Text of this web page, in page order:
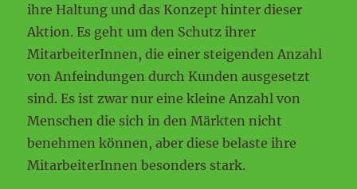
ihre Haltung und das Konzept hinter dieser
Aktion. Es geht um den Schutz ihrer
MitarbeiterInnen, die einer steigenden Anzahl
von Anfeindungen durch Kunden ausgesetzt
sind. Es ist zwar nur eine kleine Anzahl von
Menschen die sich in den Märkten nicht
benehmen können, aber diese belaste ihre
MitarbeiterInnen besonders stark.